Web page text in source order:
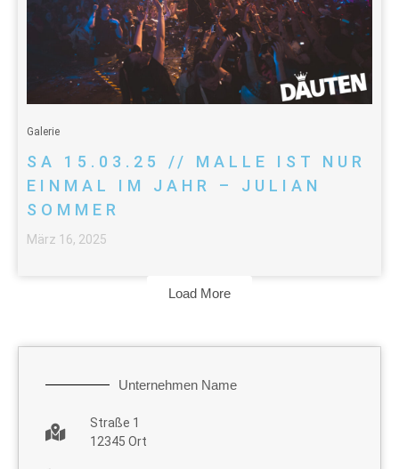
Galerie
SA 15.03.25 // MALLE IST NUR
EINMAL IM JAHR – JULIAN
SOMMER
März 16, 2025
Load More
Unternehmen Name
Straße 1
12345 Ort